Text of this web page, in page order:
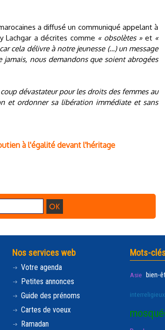
a diffusé un communiqué appelant à
Lachgar a décrites comme « obsolètes »et «
cela délivre à notre jeunesse (…) un message
nous demandons que soient abrogées
dévastateur pour les droits des femmes au
et ordonner sa libération immédiate et sans
à l'égalité devant l'héritage
Nos services web
Votre agenda
Petites annonces
Guide des prénoms
Cartes de voeux
Ramadan
Mots-
Asie bien-
interreligieux